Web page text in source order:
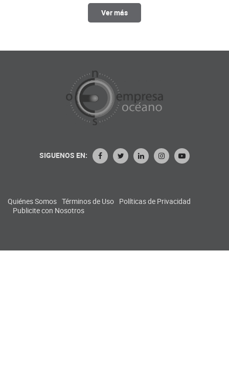
Ver más
SIGUENOS EN:
Quiénes Somos Términos de Uso Políticas de Privacidad
Publicite con Nosotros